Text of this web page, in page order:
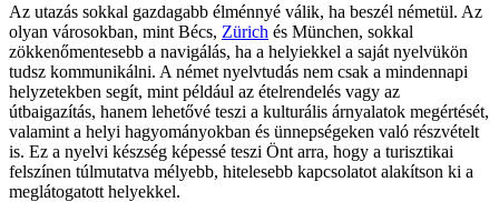
Az utazás sokkal gazdagabb élménnyé válik, ha beszél németül. Az
olyan városokban, mint Bécs, Zürich és München, sokkal
zökkenőmentesebb a navigálás, ha a helyiekkel a saját nyelvükön
tudsz kommunikálni. A német nyelvtudás nem csak a mindennapi
helyzetekben segít, mint például az ételrendelés vagy az
útbaigazítás, hanem lehetővé teszi a kulturális árnyalatok megértését,
valamint a helyi hagyományokban és ünnepségeken való részvételt
is. Ez a nyelvi készség képessé teszi Önt arra, hogy a turisztikai
felszínen túlmutatva mélyebb, hitelesebb kapcsolatot alakítson ki a
meglátogatott helyekkel.